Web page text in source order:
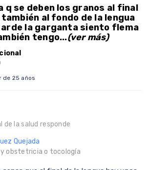
q se deben los granos al final
al fondo de la lengua
la garganta siento flema
tengo...(ver más)
de 25 años
de la salud responde
Quejada
y obstetricia o tocología